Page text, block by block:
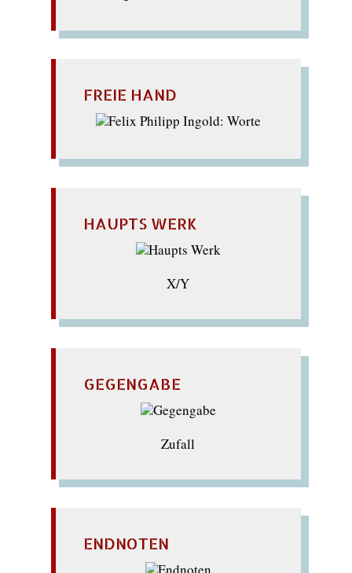
FREIE HAND
HAUPTS WERK
X/Y
GEGENGABE
Zufall
ENDNOTEN